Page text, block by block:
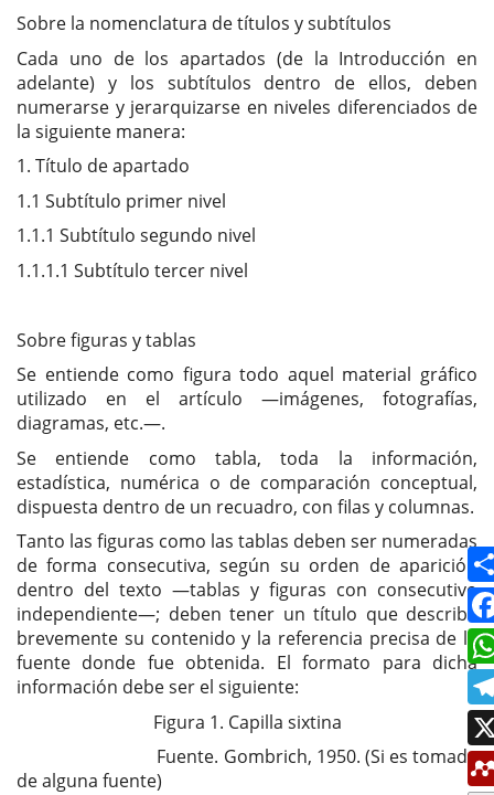
Sobre la nomenclatura de títulos y subtítulos
Cada uno de los apartados (de la Introducción en
adelante) y los subtítulos dentro de ellos, deben
numerarse y jerarquizarse en niveles diferenciados de
la siguiente manera:
1. Título de apartado
1.1 Subtítulo primer nivel
1.1.1 Subtítulo segundo nivel
1.1.1.1 Subtítulo tercer nivel
Sobre figuras y tablas
Se entiende como figura todo aquel material gráfico
utilizado en el artículo —imágenes, fotografías,
diagramas, etc.—.
Se entiende como tabla, toda la información,
estadística, numérica o de comparación conceptual,
dispuesta dentro de un recuadro, con filas y columnas.
Tanto las figuras como las tablas deben ser numeradas
de forma consecutiva, según su orden de aparición
dentro del texto —tablas y figuras con consecutivo
independiente—; deben tener un título que describa
brevemente su contenido y la referencia precisa de la
fuente donde fue obtenida. El formato para dicha
información debe ser el siguiente:
Figura 1. Capilla sixtina
Fuente. Gombrich, 1950. (Si es tomada
de alguna fuente)